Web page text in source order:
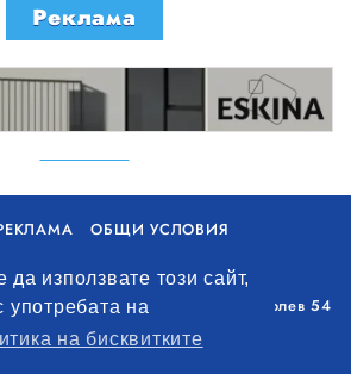
използвате този сайт,
употребата на
на бисквитките
Реклама
ОБЩИ УСЛОВИЯ
ЕООД, гр. Варна, бул. Генерал Колев 54
+359 893 621 112
brigada.com